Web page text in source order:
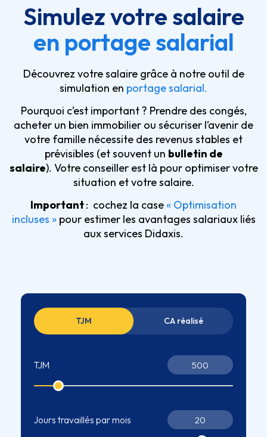
Simulez votre salaire
en portage salarial
Découvrez votre salaire grâce à notre outil de
simulation en portage salarial.
Pourquoi c’est important ? Prendre des congés,
acheter un bien immobilier ou sécuriser l’avenir de
votre famille nécessite des revenus stables et
prévisibles (et souvent un bulletin de
salaire). Votre conseiller est là pour optimiser votre
situation et votre salaire.
Important: cochez la case « Optimisation
incluses »pour estimer les avantages salariaux liés
aux services Didaxis.
TJM CA réalisé
TJM
Jours travaillés par mois